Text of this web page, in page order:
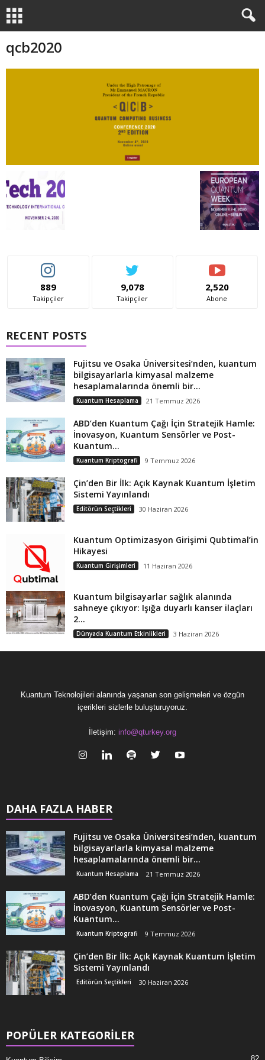
qcb2020
889
Takipçiler
9,078
Takipçiler
2,520
Abone
RECENT POSTS
Fujitsu ve Osaka Üniversitesi’nden, kuantum
bilgisayarlarla kimyasal malzeme
hesaplamalarında önemli bir...
Kuantum Hesaplama 21 Temmuz 2026
ABD’den Kuantum Çağı İçin Stratejik Hamle:
İnovasyon, Kuantum Sensörler ve Post-
Kuantum...
Kuantum Kriptografi 9 Temmuz 2026
Çin’den Bir İlk: Açık Kaynak Kuantum İşletim
Sistemi Yayınlandı
Editörün Seçtikleri 30 Haziran 2026
Kuantum Optimizasyon Girişimi Qubtimal’in
Hikayesi
Kuantum Girişimleri 11 Haziran 2026
Kuantum bilgisayarlar sağlık alanında
sahneye çıkıyor: Işığa duyarlı kanser ilaçları
2...
Dünyada Kuantum Etkinlikleri 3 Haziran 2026
Kuantum Teknolojileri alanında yaşanan son gelişmeleri ve özgün
içerikleri sizlerle buluşturuyoruz.
İletişim: info@qturkey.org
DAHA FAZLA HABER
Fujitsu ve Osaka Üniversitesi’nden, kuantum
bilgisayarlarla kimyasal malzeme
hesaplamalarında önemli bir...
Kuantum Hesaplama 21 Temmuz 2026
ABD’den Kuantum Çağı İçin Stratejik Hamle:
İnovasyon, Kuantum Sensörler ve Post-
Kuantum...
Kuantum Kriptografi 9 Temmuz 2026
Çin’den Bir İlk: Açık Kaynak Kuantum İşletim
Sistemi Yayınlandı
Editörün Seçtikleri 30 Haziran 2026
POPÜLER KATEGORİLER